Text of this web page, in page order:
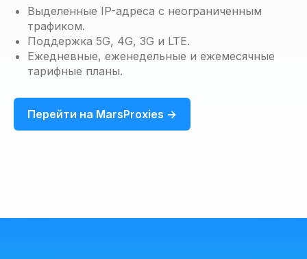
Выделенные IP-адреса с неограниченным
трафиком.
Поддержка 5G, 4G, 3G и LTE.
Ежедневные, еженедельные и ежемесячные
тарифные планы.
Перейти на MarsProxies →